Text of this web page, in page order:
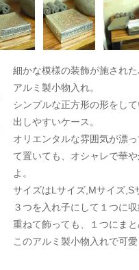
細かな模様の装飾が施され
アルミ製小物入れ。
シンプルな正方形の形をし
出しやすいケース。
オリエンタルな雰囲気が漂
て置いても、オシャレで華
よ。
サイズはLサイズ,Mサイズ,S
３つを入れ子にして１つに
重ねて飾っても、１つにま
このアルミ製小物入れで可